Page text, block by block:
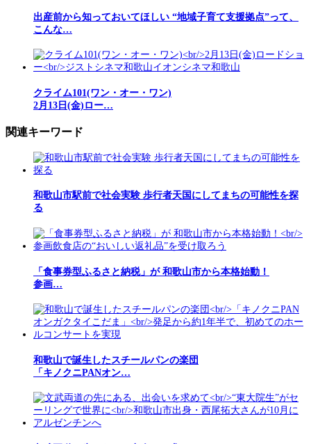
出産前から知っておいてほしい “地域子育て支援拠点”って、
こんな…
クライム101(ワン・オー・ワン)
2月13日(金)ロー…
関連キーワード
和歌山市駅前で社会実験 歩行者天国にしてまちの可能性を探
る
「食事券型ふるさと納税」が 和歌山市から本格始動！
参画…
和歌山で誕生したスチールパンの楽団
「キノクニPANオン…